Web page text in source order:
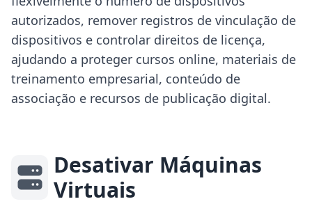
autorizados, remover registros de vinculação de
dispositivos e controlar direitos de licença,
ajudando a proteger cursos online, materiais de
treinamento empresarial, conteúdo de
associação e recursos de publicação digital.
Desativar Máquinas
Virtuais